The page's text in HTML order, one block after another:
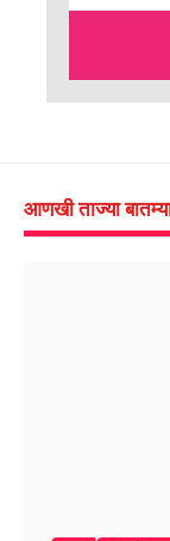
आणखी ताज्या बातम्या